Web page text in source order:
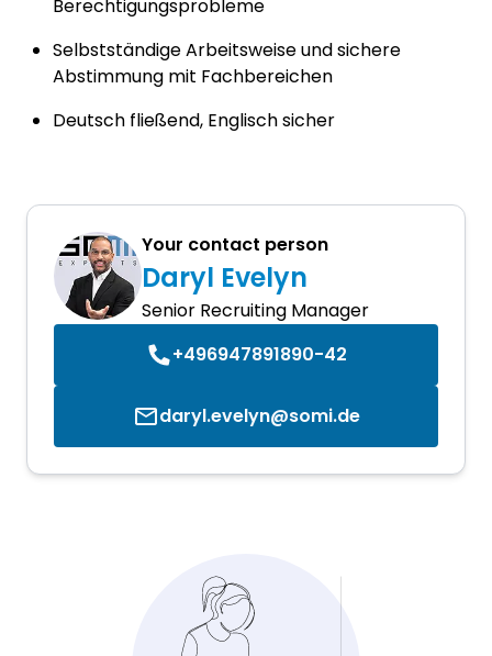
Berechtigungsprobleme
Selbstständige Arbeitsweise und sichere
Abstimmung mit Fachbereichen
Deutsch fließend, Englisch sicher
Your contact person
Daryl Evelyn
Senior Recruiting Manager
+496947891890-42
daryl.evelyn@somi.de